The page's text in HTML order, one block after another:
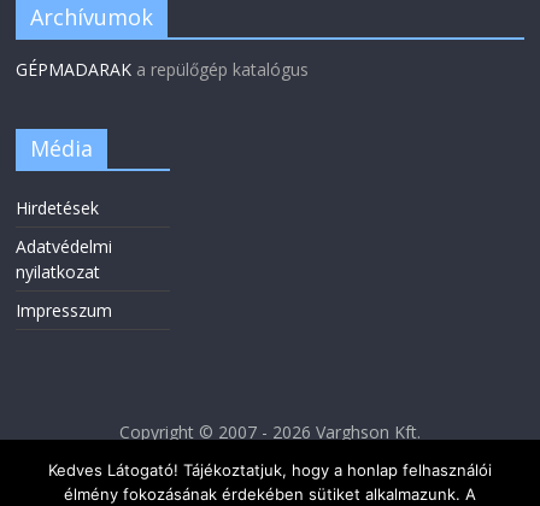
Archívumok
GÉPMADARAK a repülőgép katalógus
Média
Hirdetések
Adatvédelmi
nyilatkozat
Impresszum
Copyright © 2007 - 2026 Varghson Kft.
Kedves Látogató! Tájékoztatjuk, hogy a honlap felhasználói
élmény fokozásának érdekében sütiket alkalmazunk. A